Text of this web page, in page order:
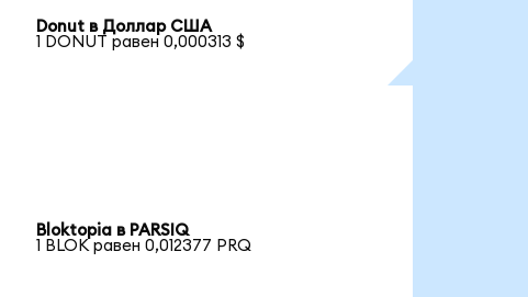
Donut в Доллар США
1 DONUT равен 0,000313 $
Bloktopia в PARSIQ
1 BLOK равен 0,012377 PRQ